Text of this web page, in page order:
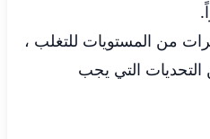
من المستويات للتغلب ،
التحديات التي يجب